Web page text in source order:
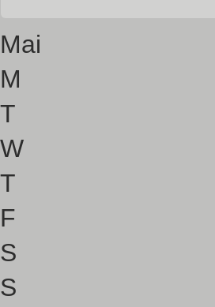
Mai
M
T
W
T
F
S
S